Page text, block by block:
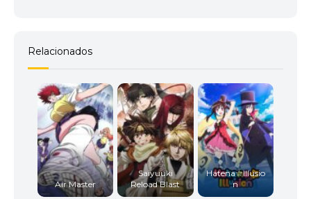
Relacionados
Air Master
Saiyuuki
Reload Blast
Hatena☆Illusio
n